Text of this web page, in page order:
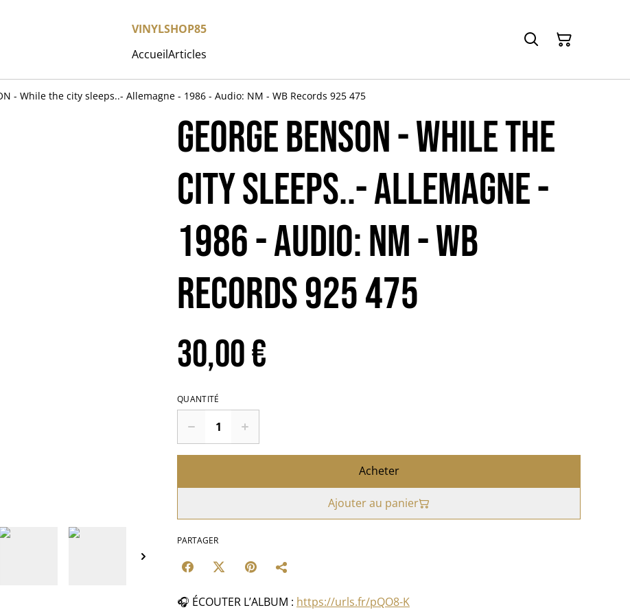
VINYLSHOP85
AccueilArticles
- While the city sleeps..- Allemagne - 1986 - Audio: NM - WB Records 925 475
GEORGE BENSON - While the
city sleeps..- Allemagne -
1986 - Audio: NM - WB
Records 925 475
30,00 €
QUANTITÉ
Acheter
Ajouter au panier
PARTAGER
🎧 ÉCOUTER L’ALBUM : https://urls.fr/pQO8-K